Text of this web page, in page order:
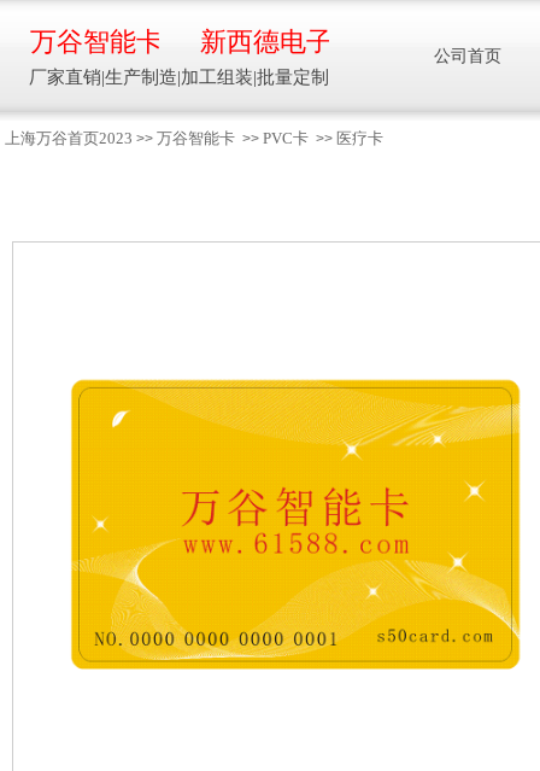
上海万谷首页2023 >> 万谷智能卡 >> PVC卡 >> 医疗卡
新西德电子
厂家直销|生产制造|加工组装|批量定制
位设备
13918608088/ 137016
91001
2003 - 2022 / 19年
万谷智能卡 公司首页